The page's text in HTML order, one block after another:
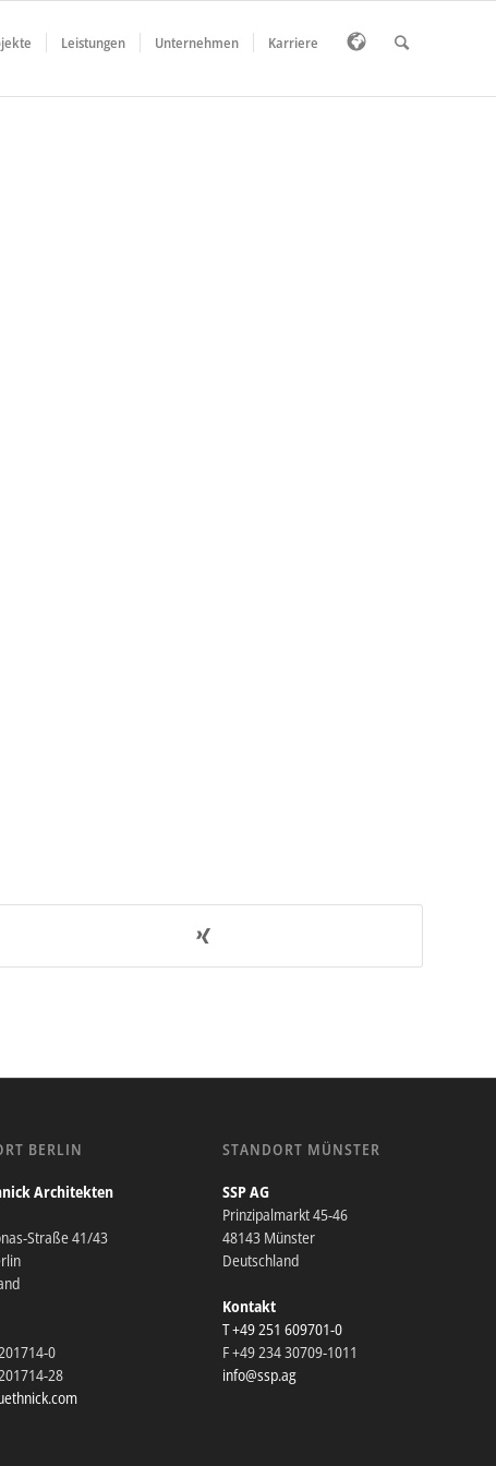
Leistungen Unternehmen Karriere
BERLIN
Architekten
Straße 41/43
0
28
STANDORT MÜNSTER
SSP AG
Prinzipalmarkt 45-46
48143 Münster
Deutschland
Kontakt
T +49 251 609701-0
F +49 234 30709-1011
info@ssp.ag